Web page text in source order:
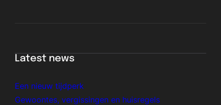
Latest news
Een nieuw tijdperk
Gewoontes, vergissingen en huisregels